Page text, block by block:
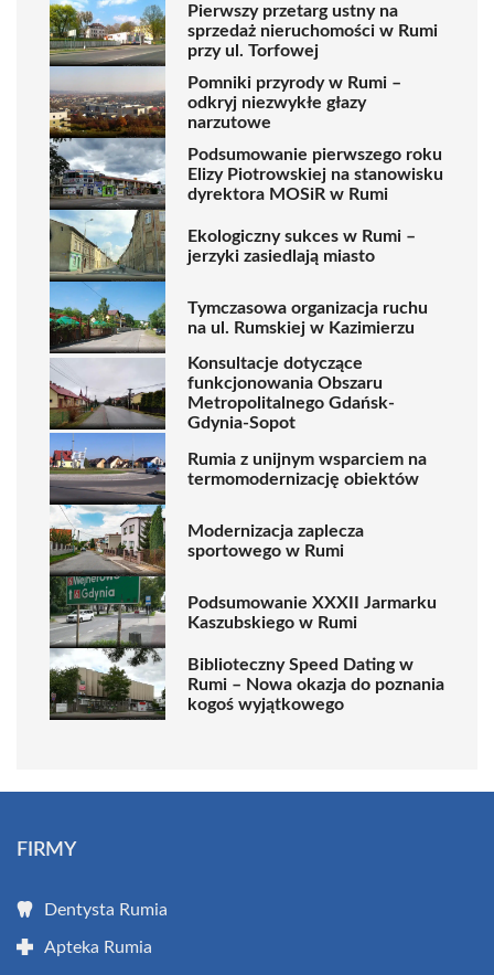
Pierwszy przetarg ustny na
sprzedaż nieruchomości w Rumi
przy ul. Torfowej
Pomniki przyrody w Rumi –
odkryj niezwykłe głazy
narzutowe
Podsumowanie pierwszego roku
Elizy Piotrowskiej na stanowisku
dyrektora MOSiR w Rumi
Ekologiczny sukces w Rumi –
jerzyki zasiedlają miasto
Tymczasowa organizacja ruchu
na ul. Rumskiej w Kazimierzu
Konsultacje dotyczące
funkcjonowania Obszaru
Metropolitalnego Gdańsk-
Gdynia-Sopot
Rumia z unijnym wsparciem na
termomodernizację obiektów
Modernizacja zaplecza
sportowego w Rumi
Podsumowanie XXXII Jarmarku
Kaszubskiego w Rumi
Biblioteczny Speed Dating w
Rumi – Nowa okazja do poznania
kogoś wyjątkowego
FIRMY
Dentysta Rumia
Apteka Rumia